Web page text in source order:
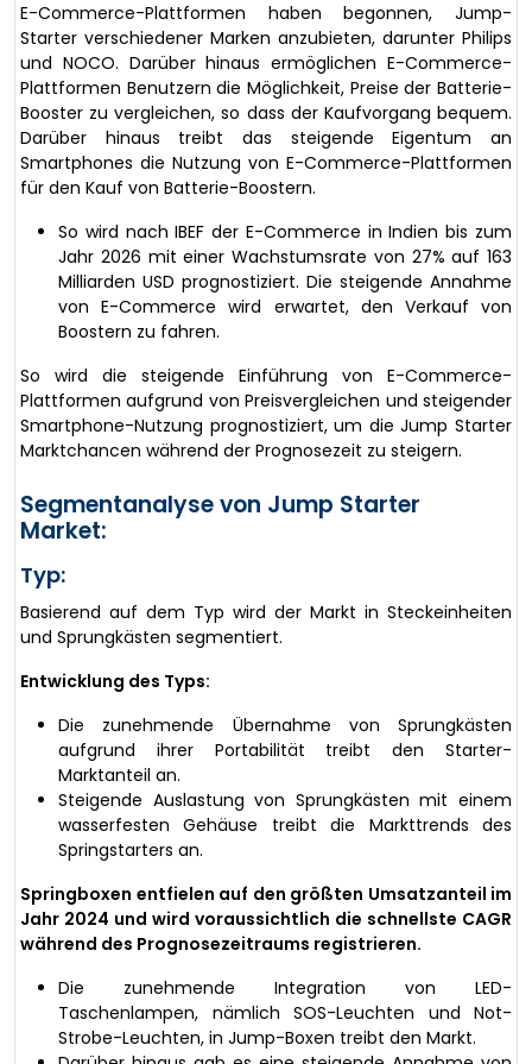
E-Commerce-Plattformen haben begonnen, Jump-
Starter verschiedener Marken anzubieten, darunter Philips
und NOCO. Darüber hinaus ermöglichen E-Commerce-
Plattformen Benutzern die Möglichkeit, Preise der Batterie-
Booster zu vergleichen, so dass der Kaufvorgang bequem.
Darüber hinaus treibt das steigende Eigentum an
Smartphones die Nutzung von E-Commerce-Plattformen
für den Kauf von Batterie-Boostern.
So wird nach IBEF der E-Commerce in Indien bis zum
Jahr 2026 mit einer Wachstumsrate von 27% auf 163
Milliarden USD prognostiziert. Die steigende Annahme
von E-Commerce wird erwartet, den Verkauf von
Boostern zu fahren.
So wird die steigende Einführung von E-Commerce-
Plattformen aufgrund von Preisvergleichen und steigender
Smartphone-Nutzung prognostiziert, um die Jump Starter
Marktchancen während der Prognosezeit zu steigern.
Segmentanalyse von Jump Starter
Market:
Typ:
Basierend auf dem Typ wird der Markt in Steckeinheiten
und Sprungkästen segmentiert.
Entwicklung des Typs:
Die zunehmende Übernahme von Sprungkästen
aufgrund ihrer Portabilität treibt den Starter-
Marktanteil an.
Steigende Auslastung von Sprungkästen mit einem
wasserfesten Gehäuse treibt die Markttrends des
Springstarters an.
Springboxen entfielen auf den größten Umsatzanteil im
Jahr 2024 und wird voraussichtlich die schnellste CAGR
während des Prognosezeitraums registrieren.
Die zunehmende Integration von LED-
Taschenlampen, nämlich SOS-Leuchten und Not-
Strobe-Leuchten, in Jump-Boxen treibt den Markt.